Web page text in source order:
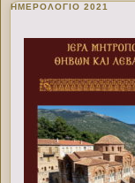
ΗΜΕΡΟΛΟΓΙΟ 2021